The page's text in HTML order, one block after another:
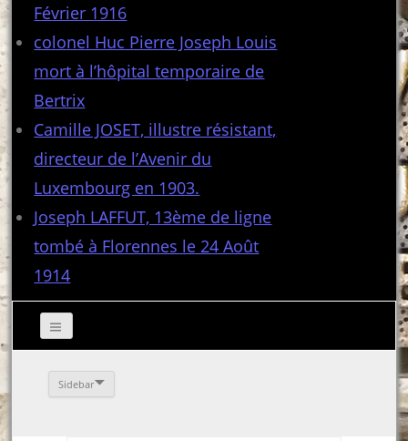
Février 1916
colonel Huc Pierre Joseph Louis
mort à l’hôpital temporaire de
Bertrix
Camille JOSET, illustre résistant,
directeur de l’Avenir du
Luxembourg en 1903.
Joseph LAFFUT, 13ème de ligne
tombé à Florennes le 24 Août
1914
Sidebar